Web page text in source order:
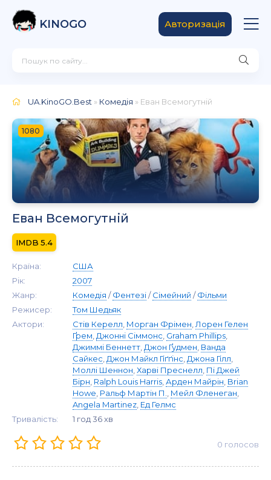
KINOGO Авторизація
UA.KinoGO.Best » Комедія » Еван Всемогутній
1080
Еван Всемогутній
5.4
Країна:
США
Рік:
2007
Жанр:
Комедія /Фентезі/Сімейний /Фільми
Режисер:
Том Шедьяк
Актори:
Стів Керелл Морган Фрімен Лорен Гелен
Ґрем Джонні Сіммонс Graham Phillips
Джиммі Беннетт Джон Ґудмен Ванда
Сайкес Джон Майкл Гіґґінс Джона Гілл
Моллі Шеннон Харві Преснелл Пі Джей
Бірн Ralph Louis Harris Арден Майрін Brian
Howe Ральф Мартін П. Мейл Фленеган
Angela Martinez Ед Гелмс
Тривалість:
1 год 36 хв
0 голосов